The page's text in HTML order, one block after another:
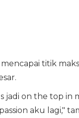
mencapai titik
jadi on the top in
aku lagi,"